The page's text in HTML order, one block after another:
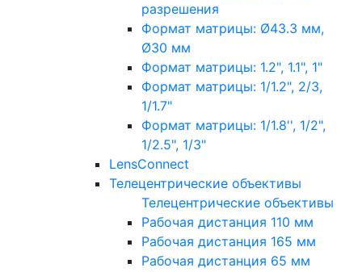
разрешения
Формат матрицы: Ø43.3 мм,
Ø30 мм
Формат матрицы: 1.2", 1.1", 1"
Формат матрицы: 1/1.2", 2/3,
1/1.7"
Формат матрицы: 1/1.8'', 1/2",
1/2.5", 1/3"
LensConnect
Телецентрические объективы
Телецентрические объективы
Рабочая дистанция 110 мм
Рабочая дистанция 165 мм
Рабочая дистанция 65 мм